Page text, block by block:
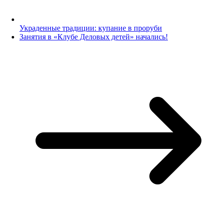
Украденные традиции: купание в проруби
Занятия в «Клубе Деловых детей» начались!